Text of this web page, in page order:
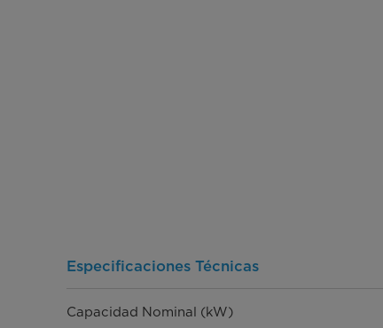
Especificaciones Técnicas
Capacidad Nominal (kW)